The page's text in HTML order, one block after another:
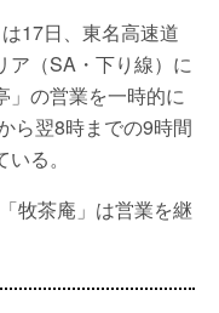
17日、東名高速道
ア（SA・下り線）に
」の営業を一時的に
ら翌8時までの9時間
る。
牧茶庵」は営業を継